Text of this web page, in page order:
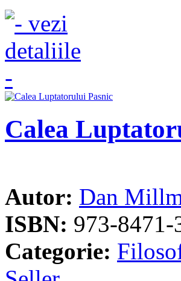
Calea
Autor: Dan
ISBN: 973-8471-
Categorie: